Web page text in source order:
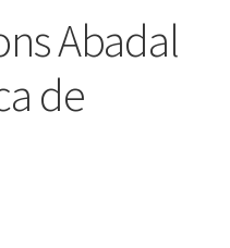
Abadal
de